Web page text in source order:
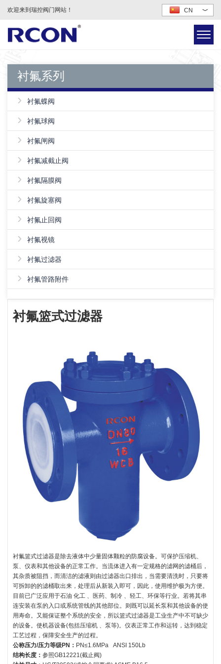
欢迎来到瑞控阀门网站！ CN ﹀
衬氟系列
› 衬氟蝶阀
› 衬氟球阀
› 衬氟闸阀
› 衬氟减截止阀
› 衬氟隔膜阀
› 衬氟旋塞阀
› 衬氟止回阀
› 衬氟视镜
› 衬氟过滤器
› 衬氟管路附件
衬氟篮式过滤器
衬氟篮式过滤器是除去液体中少量固体颗粒的防腐设备。可保护压缩机、
泵、仪表和其他设备的正常工作。当流体进入有一定规格的滤网的滤桶后，
其杂质被阻挡，而清洁的滤液则由过滤器出口排出，当需要清洗时，只要将
可拆卸的的滤桶取出来，处理后从新装入即可，因此，使用维护极为方便。
目前已广泛应用于石油 化工 、医药、制冷 、轻工、环保等行业。若将其串
连安装在泵的入口或系统管线的其他部位。则既可以延长泵和其他设备的使
用寿命。又能保证整个系统的安全，所以篮式过滤器是工业生产中不可缺少
的设备。使机器设备(包括压缩机 、泵等)。仪表正常工作和运转，达到稳定
工艺过程，保障安全生产的过程。
公称压力/压力等级PN： PN≤1.6MPa ANSI 150Lb
结构长度： 参照GB12221(截止阀)